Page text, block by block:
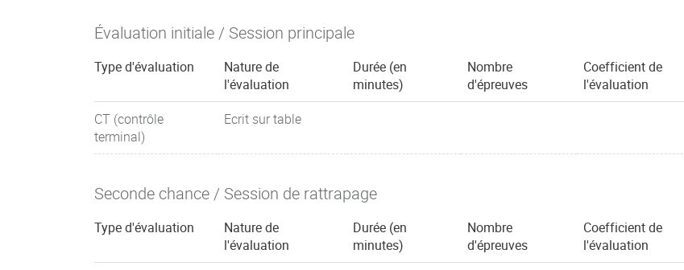
Évaluation initiale / Session principale
Type d'évaluation
Nature de
l'évaluation
Durée (en
minutes)
Nombre
d'épreuves
Coefficient de
l'évaluation
CT (contrôle
terminal)
Ecrit sur table
Seconde chance / Session de rattrapage
Type d'évaluation
Nature de
l'évaluation
Durée (en
minutes)
Nombre
d'épreuves
Coefficient de
l'évaluation